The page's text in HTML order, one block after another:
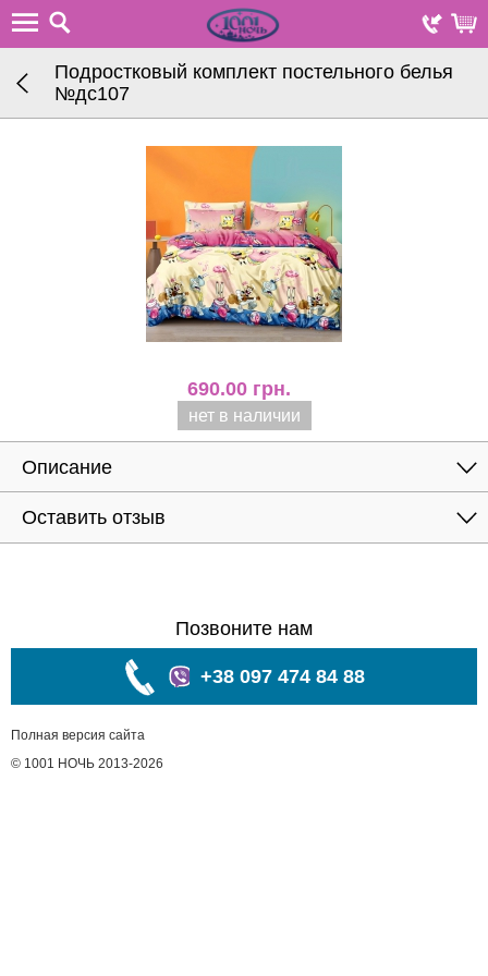
Подростковый комплект постельного белья
№дc107
690.00 грн.
нет в наличии
Описание
Оставить отзыв
Позвоните нам
+38 097 474 84 88
Полная версия сайта
© 1001 НОЧЬ 2013-2026